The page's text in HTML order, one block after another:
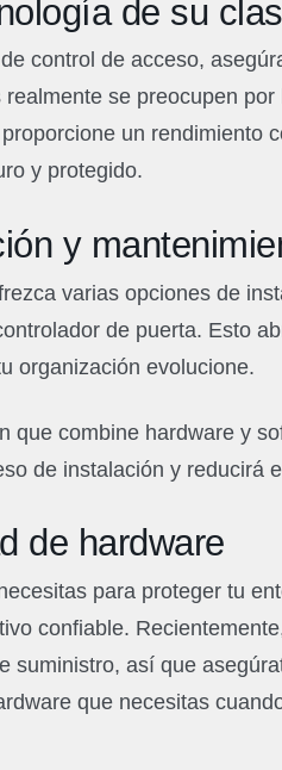
de su
control de acceso,
se preocupen
un rendimiento
y protegido.
y
varias opciones de
de puerta. Esto
organización evolucione.
que combine hardware y
de instalación y reducirá
de hardware
para proteger tu
confiable.
suministro, así que
que necesitas